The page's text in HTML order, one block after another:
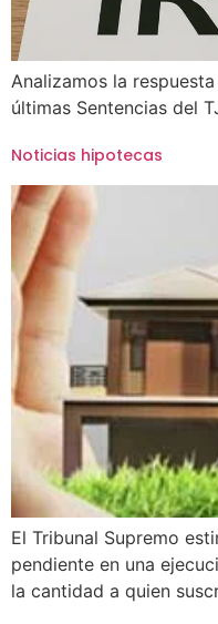
Analizamos la
últimas Sentencias del
Noticias hipotecas
El Tribunal Supremo
pendiente en una
la cantidad a quien